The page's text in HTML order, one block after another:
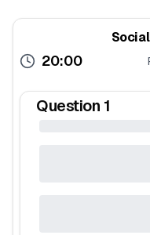
20:00
Question 1